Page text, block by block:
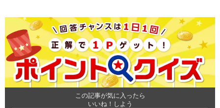
この記事が気に入ったら
いいね！しよう